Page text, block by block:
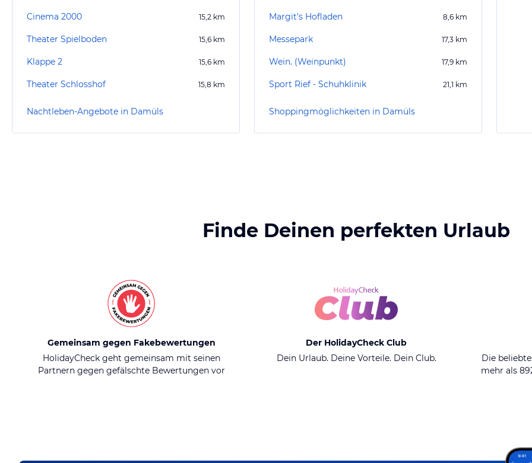
Cinema 2000 15,2 km
Theater Spielboden 15,6 km
Klappe 2 15,6 km
Theater Schlosshof 15,8 km
Nachtleben-Angebote in Damüls
Margit's Hofladen 8,6 km
Messepark 17,3 km
Wein. (Weinpunkt) 17,9 km
Sport Rief - Schuhklinik 21,1 km
Shoppingmöglichkeiten in Damüls
Finde Deinen perfekten Urlaub
Gemeinsam gegen Fakebewertungen
HolidayCheck geht gemeinsam mit seinen
Partnern gegen gefälschte Bewertungen vor
Der HolidayCheck Club
Dein Urlaub. Deine Vorteile. Dein Club.
Die
mehr als